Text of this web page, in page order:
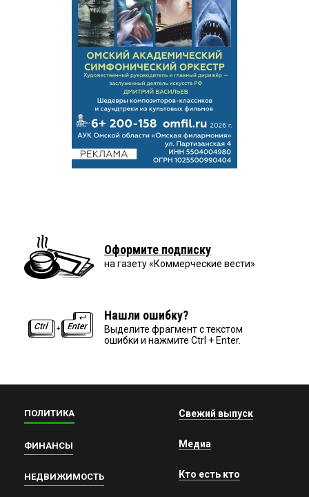
Оформите подписку
на газету «Коммерческие вести»
Нашли ошибку?
Выделите фрагмент с текстом
ошибки и нажмите Ctrl + Enter.
ПОЛИТИКА
ФИНАНСЫ
НЕДВИЖИМОСТЬ
Свежий выпуск
Медиа
Кто есть кто